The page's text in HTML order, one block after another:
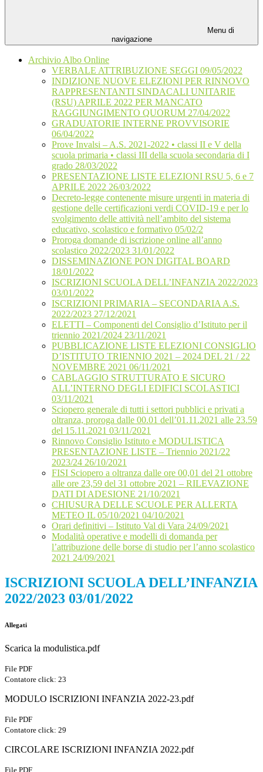
Menu di
navigazione
Archivio Albo Online
VERBALE ATTRIBUZIONE SEGGI 09/05/2022
INDIZIONE NUOVE ELEZIONI PER RINNOVO
RAPPRESENTANTI SINDACALI UNITARIE
(RSU) APRILE 2022 PER MANCATO
RAGGIUNGIMENTO QUORUM 27/04/2022
GRADUATORIE INTERNE PROVVISORIE
06/04/2022
Prove Invalsi – A.S. 2021-2022 • classi II e V della
scuola primaria • classi III della scuola secondaria di I
grado 28/03/2022
PRESENTAZIONE LISTE ELEZIONI RSU 5, 6 e 7
APRILE 2022 26/03/2022
Decreto-legge contenente misure urgenti in materia di
gestione delle certificazioni verdi COVID-19 e per lo
svolgimento delle attività nell’ambito del sistema
educativo, scolastico e formativo 05/02/2
Proroga domande di iscrizione online all’anno
scolastico 2022/2023 31/01/2022
DISSEMINAZIONE PON DIGITAL BOARD
18/01/2022
ISCRIZIONI SCUOLA DELL’INFANZIA 2022/2023
03/01/2022
ISCRIZIONI PRIMARIA – SECONDARIA A.S.
2022/2023 27/12/2021
ELETTI – Componenti del Consiglio d’Istituto per il
triennio 2021/2024 23/11/2021
PUBBLICAZIONE LISTE ELEZIONI CONSIGLIO
D’ISTITUTO TRIENNIO 2021 – 2024 DEL 21 / 22
NOVEMBRE 2021 06/11/2021
CABLAGGIO STRUTTURATO E SICURO
ALL’INTERNO DEGLI EDIFICI SCOLASTICI
03/11/2021
Sciopero generale di tutti i settori pubblici e privati a
oltranza, proroga dalle 00.01 dell’01.11.2021 alle 23.59
del 15.11.2021 03/11/2021
Rinnovo Consiglio Istituto e MODULISTICA
PRESENTAZIONE LISTE – Triennio 2021/22
2023/24 26/10/2021
FISI Sciopero a oltranza dalle ore 00,01 del 21 ottobre
alle ore 23,59 del 31 ottobre 2021 – RILEVAZIONE
DATI DI ADESIONE 21/10/2021
CHIUSURA DELLE SCUOLE PER ALLERTA
METEO IL 05/10/2021 04/10/2021
Orari definitivi – Istituto Val di Vara 24/09/2021
Modalità operative e modelli di domanda per
l’attribuzione delle borse di studio per l’anno scolastico
2021 24/09/2021
ISCRIZIONI SCUOLA DELL’INFANZIA
2022/2023 03/01/2022
Allegati
Scarica la modulistica.pdf
File PDF
Contatore click: 23
MODULO ISCRIZIONI INFANZIA 2022-23.pdf
File PDF
Contatore click: 29
CIRCOLARE ISCRIZIONI INFANZIA 2022.pdf
File PDF